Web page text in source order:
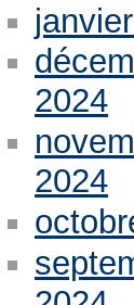
2024
2024